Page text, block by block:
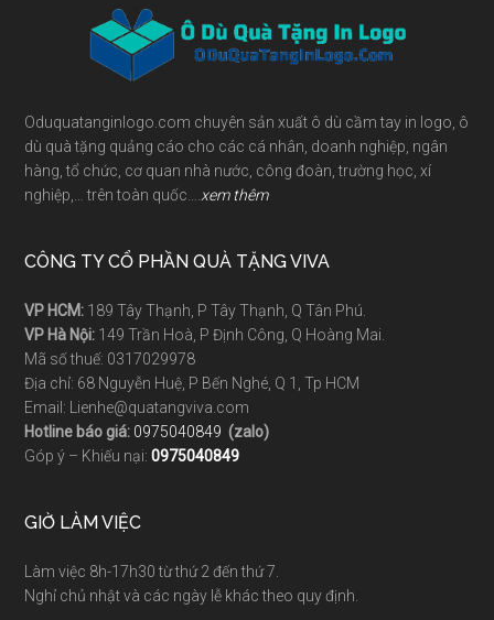
Footer
Oduquatanginlogo.com chuyên sản xuất ô dù cầm tay in logo, ô
dù quà tặng quảng cáo cho các cá nhân, doanh nghiệp, ngân
hàng, tổ chức, cơ quan nhà nước, công đoàn, trường học, xí
nghiệp,… trên toàn quốc…. xem thêm
CÔNG TY CỔ PHẦN QUÀ TẶNG VIVA
VP HCM: 189 Tây Thạnh, P Tây Thạnh, Q Tân Phú.
VP Hà Nội: 149 Trần Hoà, P Định Công, Q Hoàng Mai.
Mã số thuế: 0317029978
Địa chỉ: 68 Nguyễn Huệ, P Bến Nghé, Q 1, Tp HCM
Email: Lienhe@quatangviva.com
Hotline báo giá: 0975040849 (zalo)
Góp ý – Khiếu nại:0975040849
GIỜ LÀM VIỆC
Làm việc 8h-17h30 từ thứ 2 đến thứ 7.
Nghỉ chủ nhật và các ngày lễ khác theo quy định.